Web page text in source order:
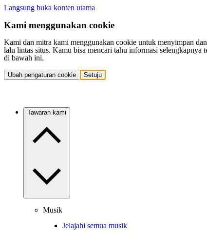
Langsung buka konten utama
Kami menggunakan cookie
Kami dan mitra kami menggunakan cookie untuk menyimpan
lalu lintas situs. Kamu bisa mencari tahu informasi
di bawah ini.
Ubah pengaturan cookie Setuju
Tawaran kami
Musik
Jelajahi semua musik